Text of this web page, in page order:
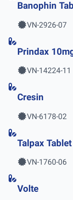
Banophin
VN-2926-07
Prindax
VN-14224-11
Cresin
VN-6178-02
Talpax Tablet
VN-1760-06
Volte